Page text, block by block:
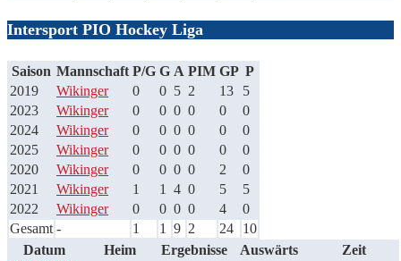
Intersport PIO Hockey Liga
Saison Mannschaft P/G G A PIM GP P
2019
Wikinger 0 0 5 2 13
5
2023
Wikinger 0 0 0 0 0
0
2024
Wikinger 0 0 0 0 0
0
2025
Wikinger 0 0 0 0 0
0
2020
Wikinger 0 0 0 0 2
0
2021
Wikinger 1 1 4 0 5
5
2022
Wikinger 0 0 0 0 4
0
Gesamt - 1 1 9 2 24
10
Datum
Heim Ergebnisse Auswärts
Zeit